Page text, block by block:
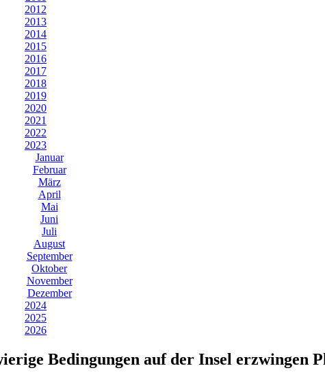
2012
2013
2014
2015
2016
2017
2018
2019
2020
2021
2022
2023
Januar
Februar
März
April
Mai
Juni
Juli
August
September
Oktober
November
Dezember
2024
2025
2026
Bedingungen auf der Insel erzwingen